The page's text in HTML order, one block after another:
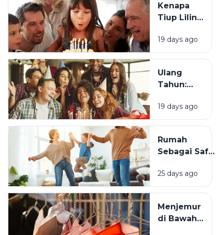
Kenapa
Tiup Lilin
Tradisi
Saat Ulang
19 days ago
Ulang
Tahun:
Momen
Bertambah
Terasa
Istimewa?
19 days ago
Rumah
Sebagai Safe
Mengapa
Lingkungan
Tinggal yang
Bersih
25 days ago
Menjemur
di Bawah